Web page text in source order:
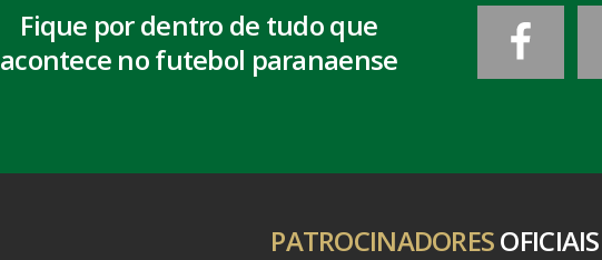
Fique por dentro de tudo que
acontece no futebol paranaense
PATROCINADORESOFICIAIS